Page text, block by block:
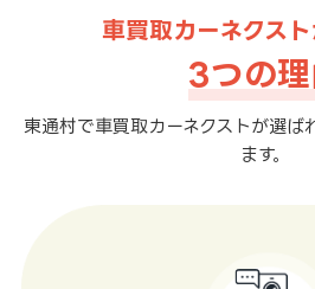
車買取カーネクス
3つの理
東通村で車買取カーネクストが選ば
ます。